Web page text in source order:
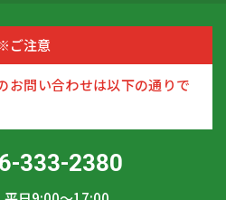
ご注意
お問い合わせは以下の通りで
333-2380